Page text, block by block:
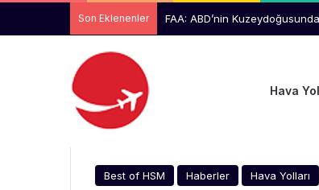
Son Eklenenler Ankara Ticaret Odası
Hava
Best of HSM Haberler Hava Yolları